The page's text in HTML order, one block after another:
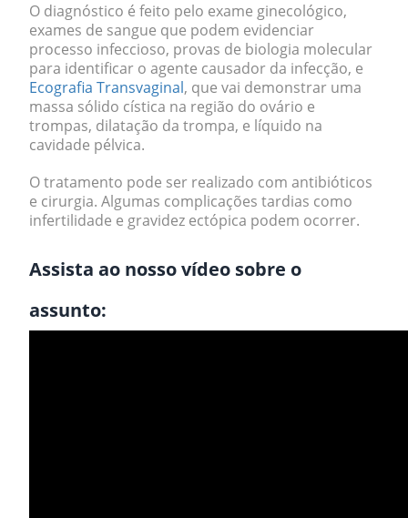
O diagnóstico é feito pelo exame ginecológico,
exames de sangue que podem evidenciar
processo infeccioso, provas de biologia molecular
para identificar o agente causador da infecção, e
Ecografia Transvaginal, que vai demonstrar uma
massa sólido cística na região do ovário e
trompas, dilatação da trompa, e líquido na
cavidade pélvica.
O tratamento pode ser realizado com antibióticos
e cirurgia. Algumas complicações tardias como
infertilidade e gravidez ectópica podem ocorrer.
Assista ao nosso vídeo sobre o
assunto: